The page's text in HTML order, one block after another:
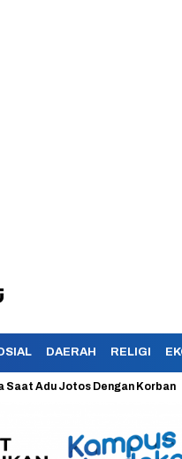
DAERAH RELIGI
Jotos Dengan Korban